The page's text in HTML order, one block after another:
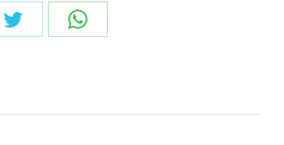
Share Share